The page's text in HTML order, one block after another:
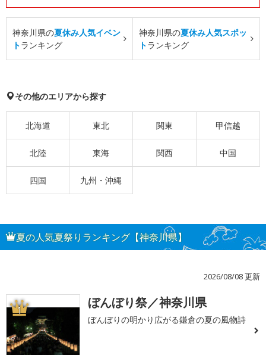
神奈川県の夏休み人気イベン
トランキング
神奈川県の夏休み人気スポッ
トランキング
その他のエリアから探す
北海道 東北 関東 甲信越
北陸 東海 関西 中国
四国 九州・沖縄
夏の人気夏祭りランキング【神奈川県】
2026/08/08 更新
1 ぼんぼり祭／神奈川県
ぼんぼりの明かり広がる鎌倉の夏の風物詩